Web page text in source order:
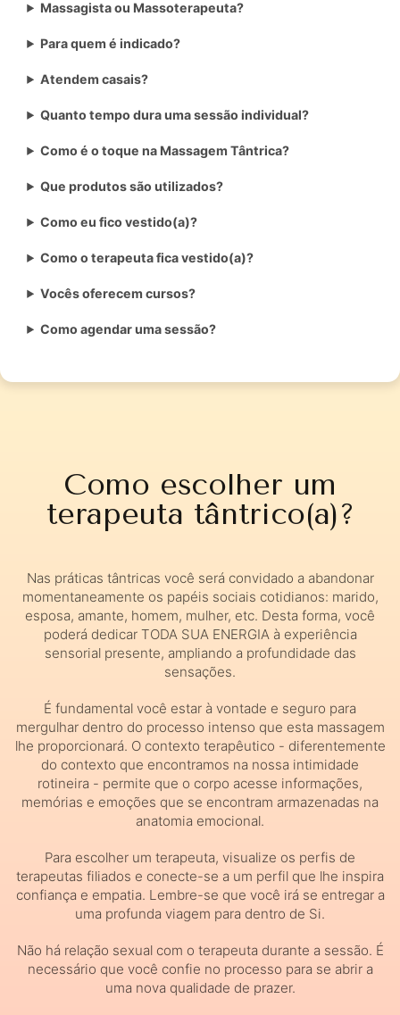
Massagista ou Massoterapeuta?
Para quem é indicado?
Atendem casais?
Quanto tempo dura uma sessão individual?
Como é o toque na Massagem Tântrica?
Que produtos são utilizados?
Como eu fico vestido(a)?
Como o terapeuta fica vestido(a)?
Vocês oferecem cursos?
Como agendar uma sessão?
Como escolher um
terapeuta tântrico(a)?
Nas práticas tântricas você será convidado a abandonar
momentaneamente os papéis sociais cotidianos: marido,
esposa, amante, homem, mulher, etc. Desta forma, você
poderá dedicar TODA SUA ENERGIA à experiência
sensorial presente, ampliando a profundidade das
sensações.
É fundamental você estar à vontade e seguro para
mergulhar dentro do processo intenso que esta massagem
lhe proporcionará. O contexto terapêutico - diferentemente
do contexto que encontramos na nossa intimidade
rotineira - permite que o corpo acesse informações,
memórias e emoções que se encontram armazenadas na
anatomia emocional.
Para escolher um terapeuta, visualize os perfis de
terapeutas filiados e conecte-se a um perfil que lhe inspira
confiança e empatia. Lembre-se que você irá se entregar a
uma profunda viagem para dentro de Si.
Não há relação sexual com o terapeuta durante a sessão. É
necessário que você confie no processo para se abrir a
uma nova qualidade de prazer.